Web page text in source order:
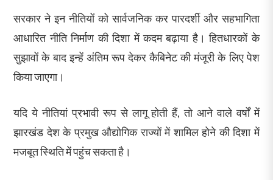
सरकार ने इन नीतियों को सार्वजनिक कर पारदर्शी और सहभागिता
आधारित नीति निर्माण की दिशा में कदम बढ़ाया है। हितधारकों के
सुझावों के बाद इन्हें अंतिम रूप देकर कैबिनेट की मंजूरी के लिए पेश
किया जाएगा।
यदि ये नीतियां प्रभावी रूप से लागू होती हैं, तो आने वाले वर्षों में
झारखंड देश के प्रमुख औद्योगिक राज्यों में शामिल होने की दिशा में
मजबूत स्थिति में पहुंच सकता है।